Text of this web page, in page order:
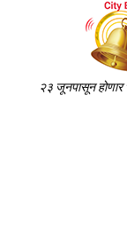
२३ जूनपासून होणार